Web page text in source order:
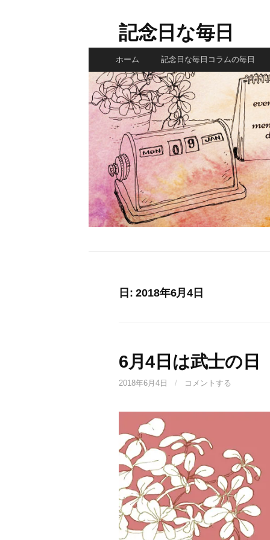
ン
ス
キ
ッ
プ
記念日な毎日
ホーム 記念日な毎日コラムの毎日
日: 2018年6月4日
6月4日は武士の日
2018年6月4日 / コメントする